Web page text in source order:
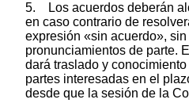
5. Los acuerdos deberán
en caso contrario de
expresión «sin acuerdo»,
pronunciamientos de parte.
dará traslado y
partes interesadas en el
desde que la sesión de la